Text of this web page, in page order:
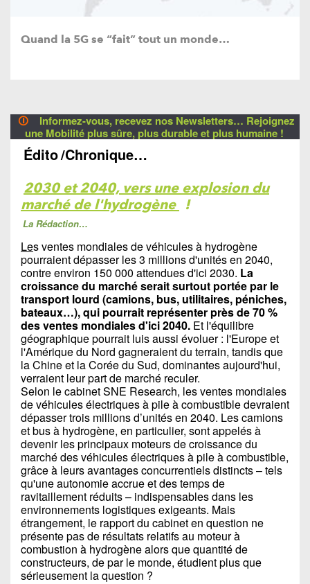
Quand la 5G se “fait” tout un monde…
🛈
Informez-vous, recevez nos Newsletters… Rejoignez
une Mobilité plus sûre, plus durable et plus humaine !
Édito/Chronique…
2030 et 2040, vers une explosion du
marché de l'hydrogène !
La Rédaction…
Les ventes mondiales de véhicules à hydrogène
pourraient dépasser les 3 millions d'unités en 2040,
contre environ 150 000 attendues d'ici 2030. La
croissance du marché serait surtout portée par le
transport lourd (camions, bus, utilitaires, péniches,
bateaux…), qui pourrait représenter près de 70 %
des ventes mondiales d'ici 2040. Et l'équilibre
géographique pourrait luis aussi évoluer : l'Europe et
l'Amérique du Nord gagneraient du terrain, tandis que
la Chine et la Corée du Sud, dominantes aujourd'hui,
verraient leur part de marché reculer.
Selon le cabinet SNE Research, les ventes mondiales
de véhicules électriques à pile à combustible devraient
dépasser trois millions d’unités en 2040. Les camions
et bus à hydrogène, en particulier, sont appelés à
devenir les principaux moteurs de croissance du
marché des véhicules électriques à pile à combustible,
grâce à leurs avantages concurrentiels distincts – tels
qu'une autonomie accrue et des temps de
ravitaillement réduits – indispensables dans les
environnements logistiques exigeants. Mais
étrangement, le rapport du cabinet en question ne
présente pas de résultats relatifs au moteur à
combustion à hydrogène alors que quantité de
constructeurs, de par le monde, étudient plus que
sérieusement la question ?